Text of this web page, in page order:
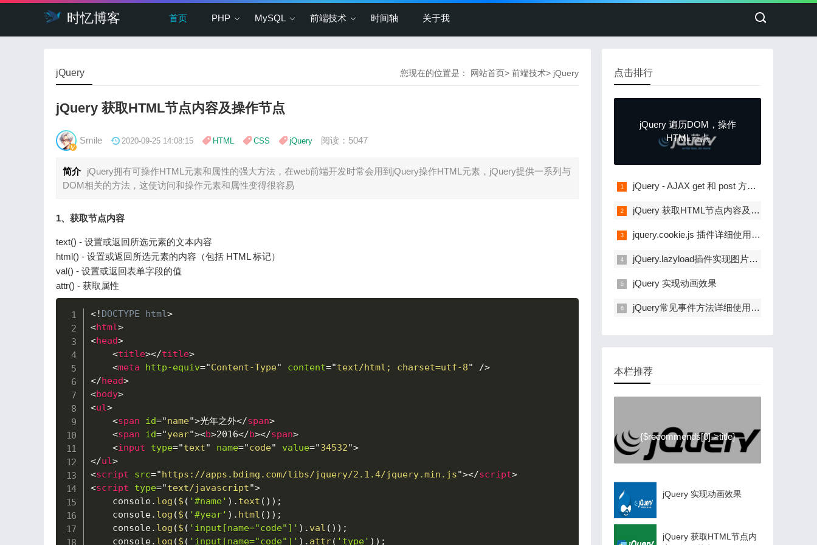
时忆博客 首页 PHP MySQL 前端技术 时间轴 关于我
您现在的位置是： 网站首页> 前端技术> jQuery
jQuery
jQuery 获取HTML节点内容及操作节点
Smile 2020-09-25 14:08:15 HTML CSS jQuery 阅读：5047
简介
jQuery拥有可操作HTML元素和属性的强大方法，在web前端开发时常会用到jQuery操作HTML元素，jQuery提供一系列与
DOM相关的方法，这使访问和操作元素和属性变得很容易
1、获取节点内容
text() - 设置或返回所选元素的文本内容
html() - 设置或返回所选元素的内容（包括 HTML 标记）
val() - 设置或返回表单字段的值
attr() - 获取属性
<! DOCTYPE html >
<html>
<head>
<title></title>
<meta http-equiv="Content-Type" content="text/html; charset=utf-8"
/>
</head>
<body>
<ul>
<span id="name">光年之外</span>
<span id="year"><b>2016</b></span>
<input type="text" name="code" value="34532">
</ul>
<script src="https://apps.bdimg.com/libs/jquery/2.1.4/jquery.min.js"></script>
<script type="text/javascript">
    console
. log ($ ( '#name' ) . text ( ) ) ;
    console
. log ($ ( '#year' ) . html ( ) ) ;
    console
. log ($ ( 'input[name="code"]' ) . val ( ) ) ;
    console
. log ($ ( 'input[name="code"]' ) . attr( 'type' ) ) ;
点击排行
jQuery 遍历DOM，操作
HTML节点
jQuery - AJAX get 和 post 方法使用示例
jQuery 获取HTML节点内容及操作节点
jquery.cookie.js 插件详细使用方法
jQuery.lazyload插件实现图片懒加载
jQuery 实现动画效果
jQuery常见事件方法详细使用说明
本栏推荐
{$recommends[0]->title}
jQuery 实现动画效果
jQuery 获取HTML节点内